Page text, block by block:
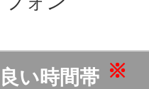
い時間帯 ※